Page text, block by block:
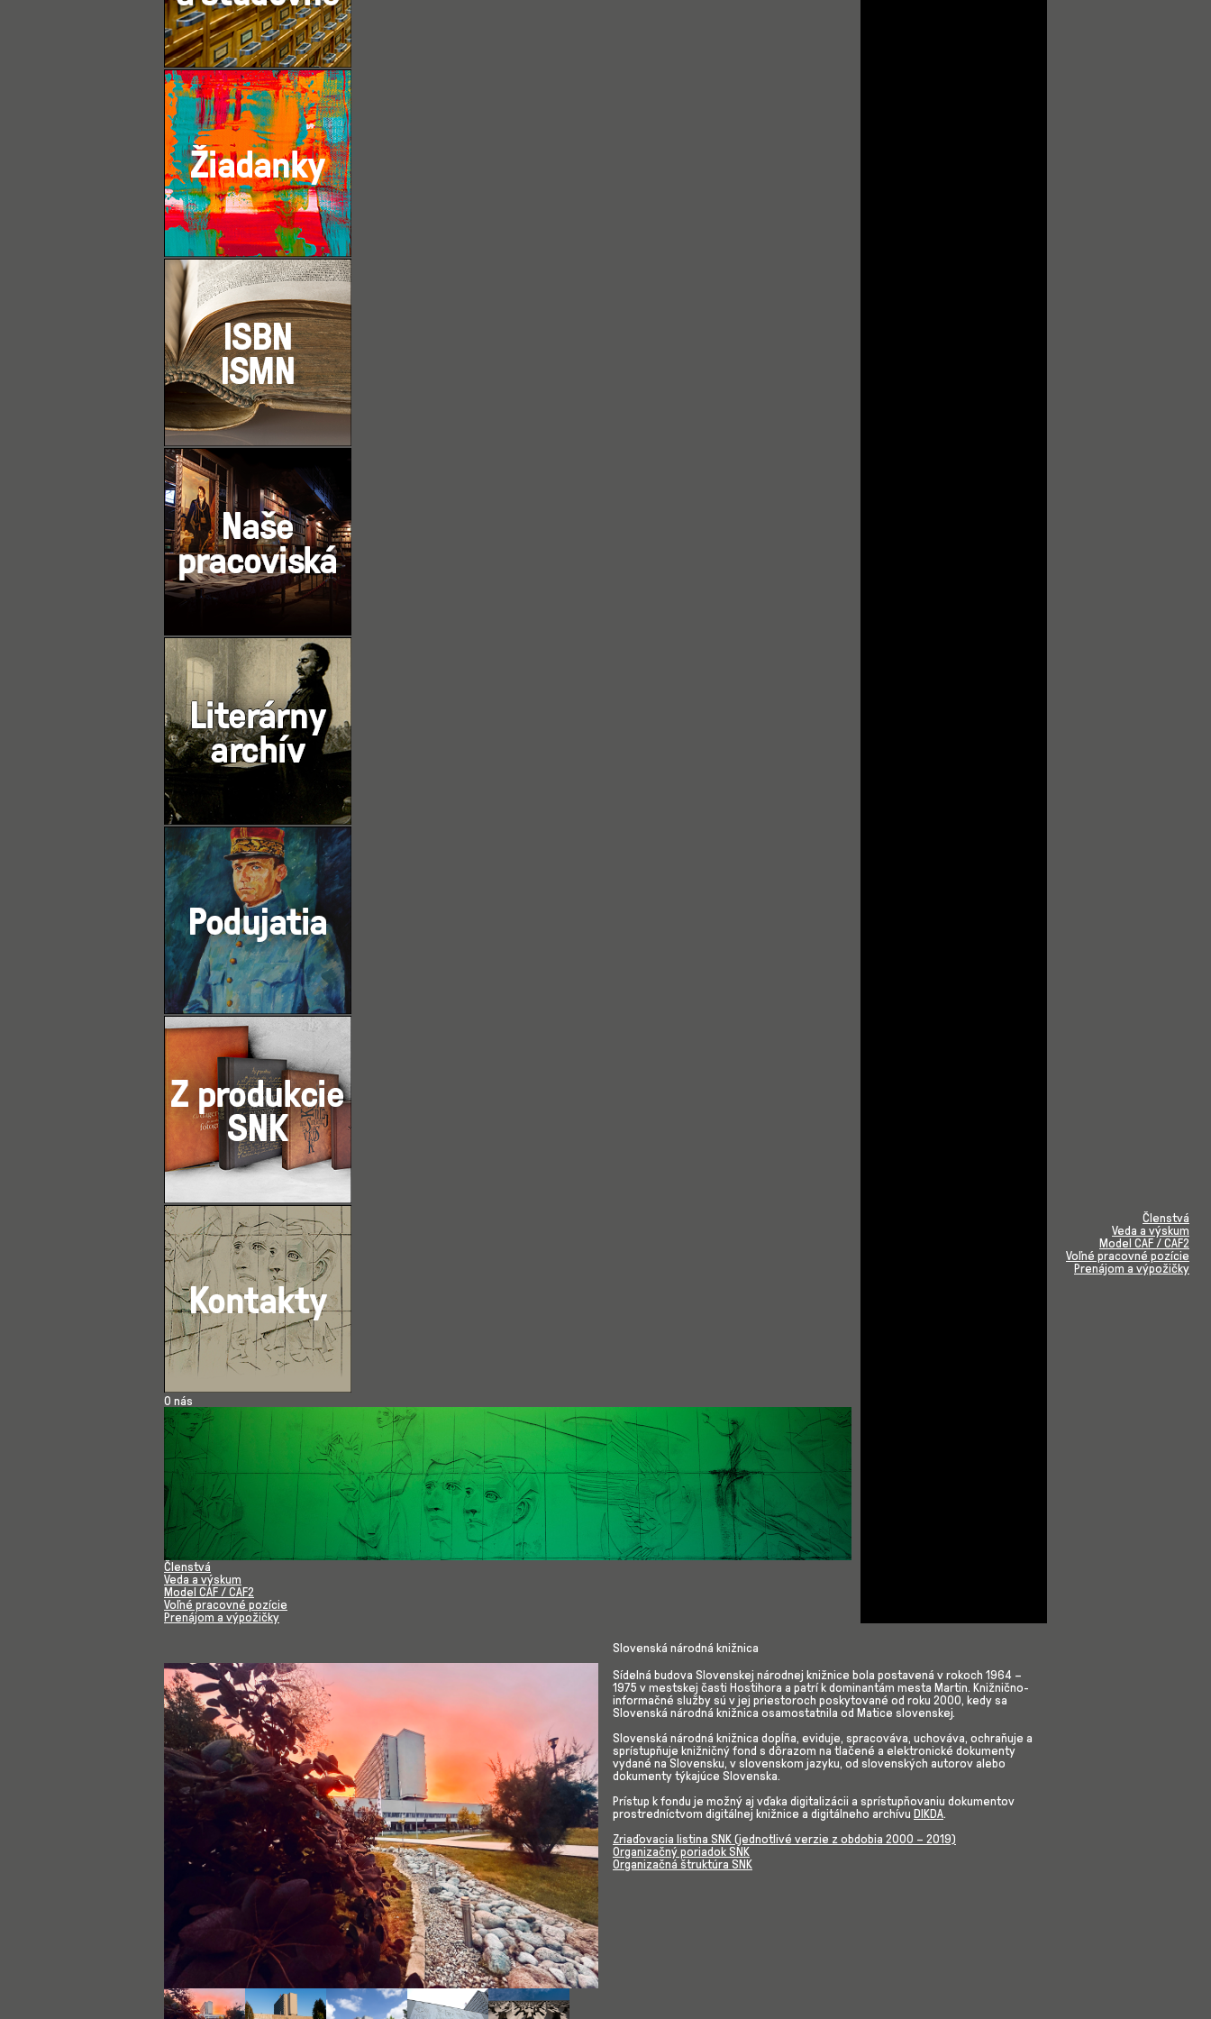
O nás
Členstvá
Veda a výskum
Model CAF / CAF2
Voľné pracovné pozície
Prenájom a výpožičky
Členstvá
Veda a výskum
Model CAF / CAF2
Voľné pracovné pozície
Prenájom a výpožičky
Show larger version for:Show larger version for:Show larger version for:Show larger version for:Show larger version for:
Slovenská národná knižnica
Sídelná budova Slovenskej národnej knižnice bola postavená v rokoch 1964 –
1975 v mestskej časti Hostihora a patrí k dominantám mesta Martin. Knižnično-
informačné služby sú v jej priestoroch poskytované od roku 2000, kedy sa
Slovenská národná knižnica osamostatnila od Matice slovenskej.
Slovenská národná knižnica dopĺňa, eviduje, spracováva, uchováva, ochraňuje a
sprístupňuje knižničný fond s dôrazom na tlačené a elektronické dokumenty
vydané na Slovensku, v slovenskom jazyku, od slovenských autorov alebo
dokumenty týkajúce Slovenska.
Prístup k fondu je možný aj vďaka digitalizácii a sprístupňovaniu dokumentov
prostredníctvom digitálnej knižnice a digitálneho archívu DIKDA.
Zriaďovacia listina SNK (jednotlivé verzie z obdobia 2000 – 2019)
Organizačný poriadok SNK
Organizačná štruktúra SNK